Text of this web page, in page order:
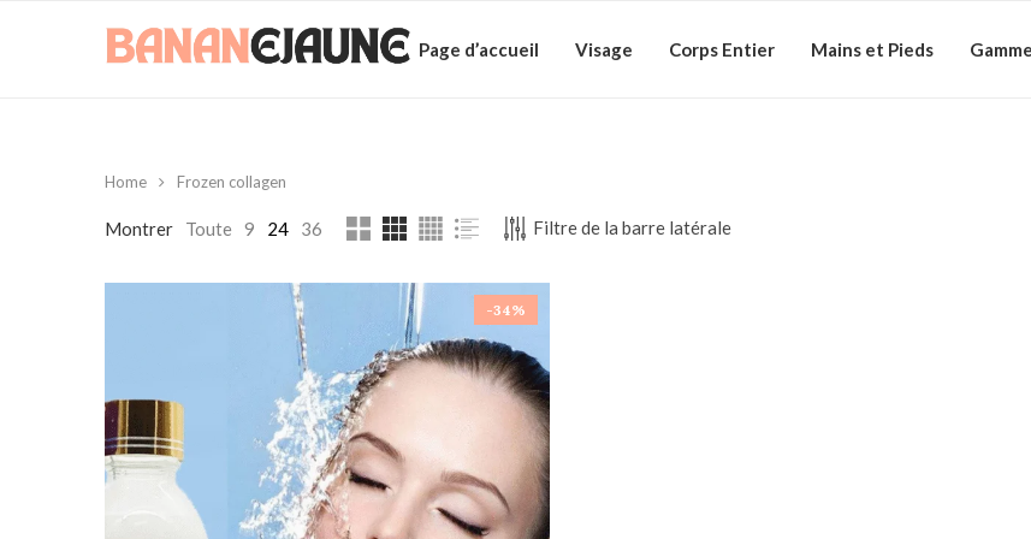
Page d’accueil Visage Corps Entier Mains et Pieds
Home Frozen collagen
Montrer Toute 9 24 36 Filtre de la barre latérale
-34%